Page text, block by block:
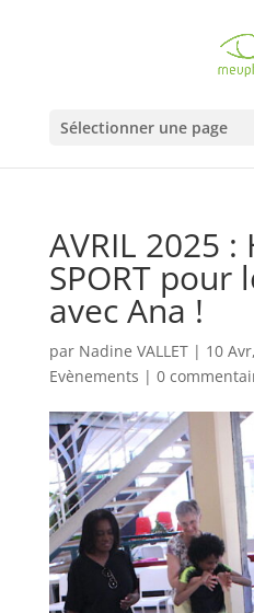
Sélectionner une page
AVRIL 2025 :
SPORT pour
avec Ana !
par Nadine VALLET| 10
Evènements | 0